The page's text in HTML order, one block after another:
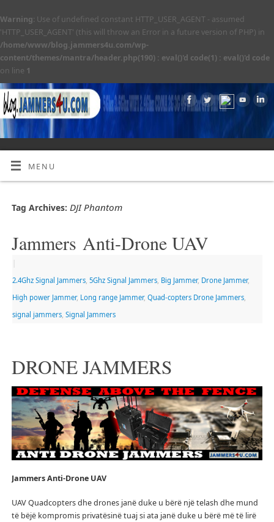
Warning: Use of undefined constant HTTP_USER_AGENT - assumed
'HTTP_USER_AGENT' (this will throw an Error in a future version of PHP) in
/home/www/blog.jammers4u.com/wp-
content/themes/mantra/header.php(190) : eval()'d code(1) : eval()'d code
on line 1
MENU
Tag Archives: DJI Phantom
Jammers Anti-Drone UAV
2.4Ghz Signal Jammers, 5Ghz Signal Jammers, Big Jammer, Drone Jammer,
High power Jammer, Long range Jammer, Quad-copters Drone Jammers,
signal jammers, Signal Jammers
DRONE JAMMERS
JammersAnti-Drone UAV
UAV Quadcopters dhe drones janë duke u bërë një telash dhe mund
të bëjë kompromis privatësinë tuaj si ata janë duke u bërë më të lirë